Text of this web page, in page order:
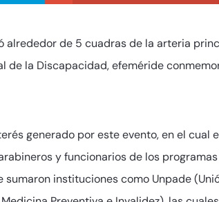
de 5 cuadras de la arteria
de la Discapacidad, efeméride
generado por este evento, en el cual
y funcionarios de los
instituciones como Unpade